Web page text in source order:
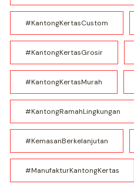
#KantongKertasCustom
#KantongKertasGrosir
#KantongKertasMurah
#KantongRamahLingkungan
#KemasanBerkelanjutan
#ManufakturKantongKertas